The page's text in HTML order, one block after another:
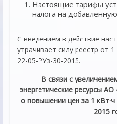
Настоящие тарифы
налога на
С введением в действие
утрачивает силу реестр от
22-05-РУз-30-2015.
В связи с
энергетические ресурсы
о повышении цен за 1 кВт·ч
2015